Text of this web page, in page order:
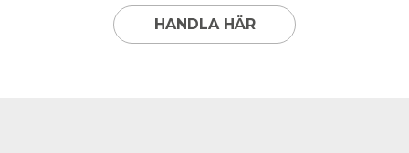
HANDLA HÄR